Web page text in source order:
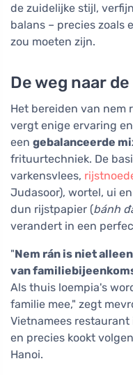
de zuidelijke stijl,
balans – precies zoals
zou moeten zijn.
De weg naar
Het bereiden van nem
vergt enige ervaring
een gebalanceerde
frituurtechniek. De
varkensvlees,
Judasoor), wortel, ui
dun rijstpapier (bánh
verandert in een
"Nem rán is niet
van
Als thuis loempia's
familie mee," zegt
Vietnamees
en precies kookt
Hanoi.